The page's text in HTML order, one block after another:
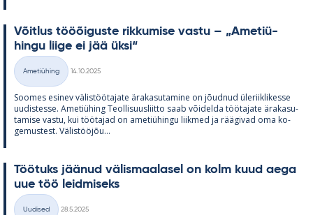
Võit­lus tööõi­guste rik­ku­mise vastu – „Ame­tiü­
hingu liige ei jää üksi“
Kategooriad
Ametiühing
14.10.2025
Soo­mes esi­nev vä­lis­töö­ta­jate ära­ka­su­ta­mine on jõud­nud üle­riikli­kesse
uu­dis­tesse. Ame­tiü­hing Teol­li­suus­liitto saab või­delda töö­ta­jate ära­ka­su­
ta­mise vastu, kui töö­ta­jad on ame­tiü­hingu liik­med ja rää­gi­vad oma ko­
ge­mus­test. Vä­lis­tööjõu...
Töö­tuks jää­nud vä­lis­maa­la­sel on kolm kuud aega
uue töö leid­mi­seks
Uudised
28.5.2025